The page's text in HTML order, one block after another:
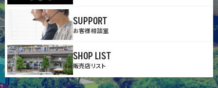
SUPPORT
お客様相談室
SHOP LIST
販売店リスト